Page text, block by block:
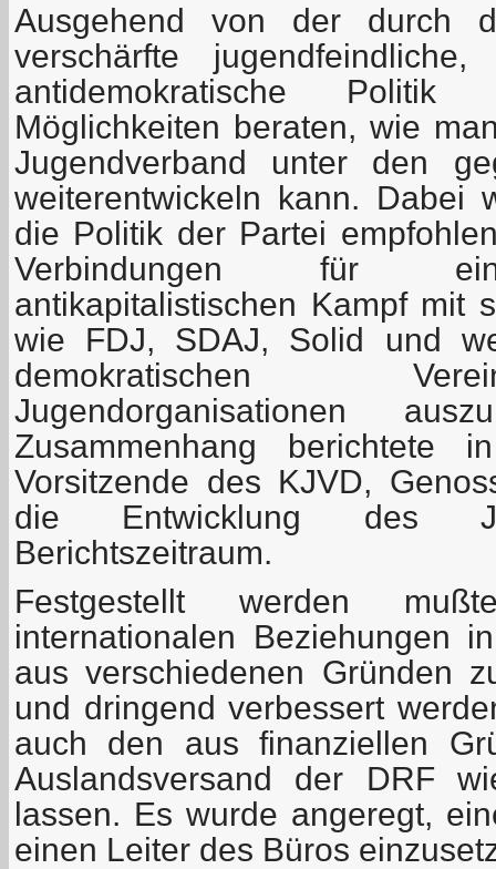
Ausgehend von der durch
verschärfte
antidemokratische
Möglichkeiten beraten, wie
Jugendverband unter den
weiterentwickeln kann. Dabei
die Politik der Partei
Verbindungen für
antikapitalistischen Kampf mit
wie FDJ, SDAJ, Solid und
demokratischen
Jugendorganisationen
Zusammenhang berichtete
Vorsitzende des KJVD,
die Entwicklung des
Berichtszeitraum.
Festgestellt werden
internationalen Beziehungen
aus verschiedenen Gründen
und dringend verbessert
auch den aus finanziellen
Auslandsversand der DRF
lassen. Es wurde angeregt,
einen Leiter des Büros